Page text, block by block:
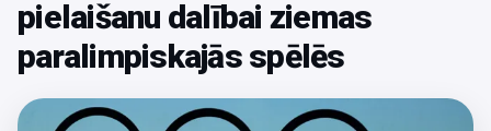
pielaišanu dalībai ziemas
paralimpiskajās spēlēs